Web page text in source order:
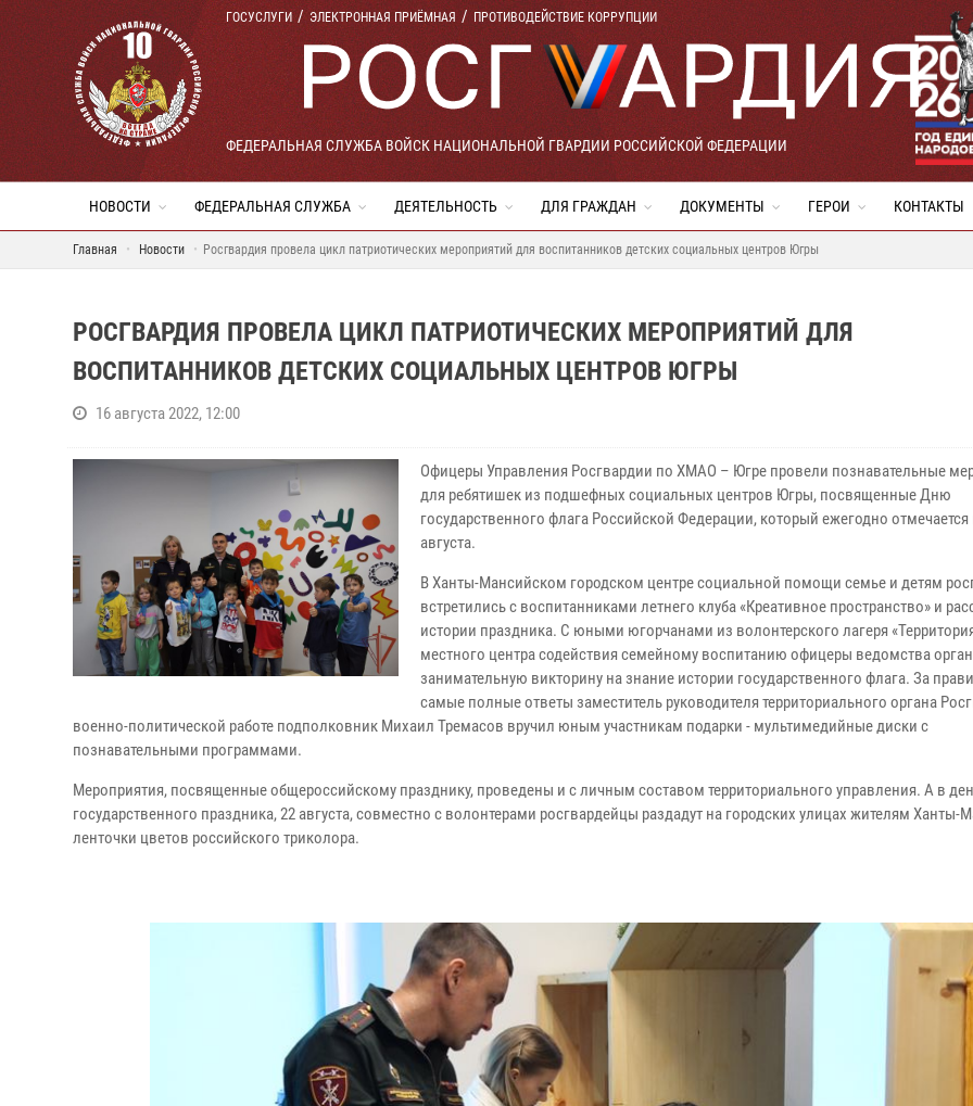
ГОСУСЛУГИ ЭЛЕКТРОННАЯ ПРИЁМНАЯ ПРОТИВОДЕЙСТВИЕ КОРРУПЦИИ
ФЕДЕРАЛЬНАЯ СЛУЖБА ВОЙСК НАЦИОНАЛЬНОЙ ГВАРДИИ РОССИЙСКОЙ ФЕДЕРАЦИИ
НОВОСТИ ФЕДЕРАЛЬНАЯ СЛУЖБА ДЕЯТЕЛЬНОСТЬ ДЛЯ ГРАЖДАН ДОКУМЕНТЫ ГЕРОИ КОНТАКТЫ
Главная Новости Росгвардия провела цикл патриотических мероприятий для воспитанников детских социальных центров Югры
РОСГВАРДИЯ ПРОВЕЛА ЦИКЛ ПАТРИОТИЧЕСКИХ МЕРОПРИЯТИЙ ДЛЯ
ВОСПИТАННИКОВ ДЕТСКИХ СОЦИАЛЬНЫХ ЦЕНТРОВ ЮГРЫ
16 августа 2022, 12:00
Офицеры Управления Росгвардии по ХМАО – Югре провели познавательные
для ребятишек из подшефных социальных центров Югры, посвященные Дню
государственного флага Российской Федерации, который ежегодно отмечается
августа.
В Ханты-Мансийском городском центре социальной помощи семье и детям
встретились с воспитанниками летнего клуба «Креативное пространство» и
истории праздника. С юными югорчанами из волонтерского лагеря
местного центра содействия семейному воспитанию офицеры ведомства
занимательную викторину на знание истории государственного флага. За
самые полные ответы заместитель руководителя территориального органа
военно-политической работе подполковник Михаил Тремасов вручил юным участникам подарки - мультимедийные диски с
познавательными программами.
Мероприятия, посвященные общероссийскому празднику, проведены и с личным составом территориального управления. А в
государственного праздника, 22 августа, совместно с волонтерами росгвардейцы раздадут на городских улицах жителям Ханты-
ленточки цветов российского триколора.